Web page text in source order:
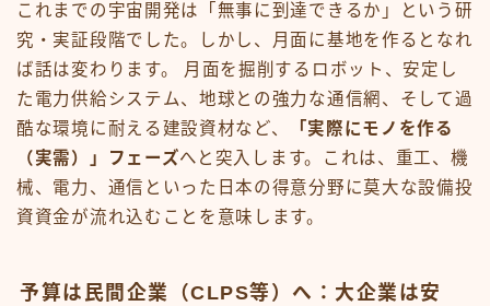
これまでの宇宙開発は「無事に到達できるか」という研
究・実証段階でした。しかし、月面に基地を作るとなれ
ば話は変わります。 月面を掘削するロボット、安定し
た電力供給システム、地球との強力な通信網、そして過
酷な環境に耐える建設資材など、
「実際にモノを作る
（実需）」フェーズへと突入します。これは、重工、機
械、電力、通信といった日本の得意分野に莫大な設備投
資資金が流れ込むことを意味します。
予算は民間企業（CLPS等）へ：大企業は安